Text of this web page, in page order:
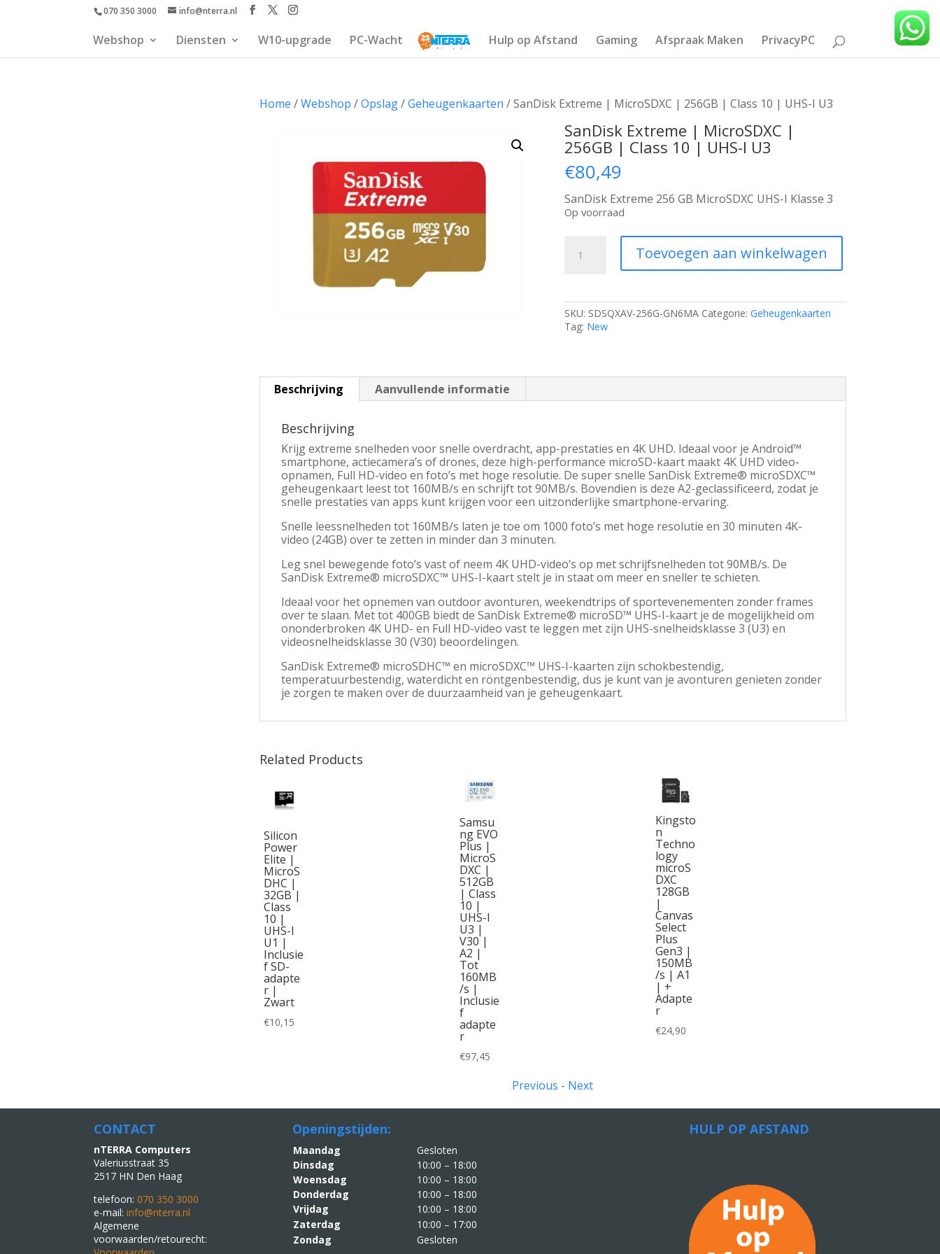
070 350 3000 info@nterra.nl
Webshop Diensten W10-upgrade PC-Wacht Hulp op Afstand Gaming Afspraak Maken PrivacyPC
Home /Webshop /Opslag/Geheugenkaarten / SanDisk Extreme | MicroSDXC | 256GB | Class 10 | UHS-I U3
SanDisk Extreme | MicroSDXC |
256GB | Class 10 | UHS-I U3
€80,49
SanDisk Extreme 256 GB MicroSDXC UHS-I Klasse 3
Op voorraad
Extreme
256GB
|
Class
UHS-
U3
Toevoegen aan winkelwagen
SKU: SDSQXAV-256G-GN6MA Categorie:Geheugenkaarten
Tag: New
Beschrijving Aanvullende informatie
Beschrijving
Krijg extreme snelheden voor snelle overdracht, app-prestaties en 4K UHD. Ideaal voor je Android™
smartphone, actiecamera’s of drones, deze high-performance microSD-kaart maakt 4K UHD video-
opnamen, Full HD-video en foto’s met hoge resolutie. De super snelle SanDisk Extreme® microSDXC™
geheugenkaart leest tot 160MB/s en schrijft tot 90MB/s. Bovendien is deze A2-geclassificeerd, zodat je
snelle prestaties van apps kunt krijgen voor een uitzonderlijke smartphone-ervaring.
Snelle leessnelheden tot 160MB/s laten je toe om 1000 foto’s met hoge resolutie en 30 minuten 4K-
video (24GB) over te zetten in minder dan 3 minuten.
Leg snel bewegende foto’s vast of neem 4K UHD-video’s op met schrijfsnelheden tot 90MB/s. De
SanDisk Extreme® microSDXC™ UHS-I-kaart stelt je in staat om meer en sneller te schieten.
Ideaal voor het opnemen van outdoor avonturen, weekendtrips of sportevenementen zonder frames
over te slaan. Met tot 400GB biedt de SanDisk Extreme® microSD™ UHS-I-kaart je de mogelijkheid om
ononderbroken 4K UHD- en Full HD-video vast te leggen met zijn UHS-snelheidsklasse 3 (U3) en
videosnelheidsklasse 30 (V30) beoordelingen.
SanDisk Extreme® microSDHC™ en microSDXC™ UHS-I-kaarten zijn schokbestendig,
temperatuurbestendig, waterdicht en röntgenbestendig, dus je kunt van je avonturen genieten zonder
je zorgen te maken over de duurzaamheid van je geheugenkaart.
Related Products
Silicon
Power
Elite |
MicroS
DHC |
32GB |
Class
10 |
UHS-I
U1 |
Inclusie
f SD-
adapte
r |
Zwart
€10,15
Samsu
ng EVO
Plus |
MicroS
DXC |
512GB
| Class
10 |
UHS-I
U3 |
V30 |
A2 |
Tot
160MB
/s |
Inclusie
f
adapte
r
€97,45
Kingsto
n
Techno
logy
microS
DXC
128GB
|
Canvas
Select
Plus
Gen3 |
150MB
/s | A1
| +
Adapte
r
€24,90
Previous - Next
CONTACT
nTERRA Computers
Valeriusstraat 35
2517 HN Den Haag
telefoon:070 350 3000
e-mail:info@nterra.nl
Algemene
voorwaarden/retourecht:
Openingstijden:
Maandag
Gesloten
Dinsdag
10:00 – 18:00
Woensdag
10:00 – 18:00
Donderdag
10:00 – 18:00
Vrijdag
10:00 – 18:00
Zaterdag
10:00 – 17:00
Zondag
Gesloten
HULP OP AFSTAND